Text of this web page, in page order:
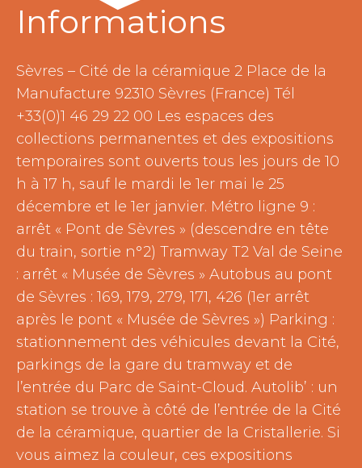
Informations
Sèvres – Cité de la céramique 2 Place de la
Manufacture 92310 Sèvres (France) Tél
+33(0)1 46 29 22 00 Les espaces des
collections permanentes et des expositions
temporaires sont ouverts tous les jours de 10
h à 17 h, sauf le mardi le 1er mai le 25
décembre et le 1er janvier. Métro ligne 9 :
arrêt « Pont de Sèvres » (descendre en tête
du train, sortie n°2) Tramway T2 Val de Seine
: arrêt « Musée de Sèvres » Autobus au pont
de Sèvres : 169, 179, 279, 171, 426 (1er arrêt
après le pont « Musée de Sèvres ») Parking :
stationnement des véhicules devant la Cité,
parkings de la gare du tramway et de
l’entrée du Parc de Saint-Cloud. Autolib’ : un
station se trouve à côté de l’entrée de la Cité
de la céramique, quartier de la Cristallerie. Si
vous aimez la couleur, ces expositions